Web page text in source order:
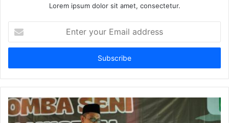
Lorem ipsum dolor sit amet, consectetur.
your
Email